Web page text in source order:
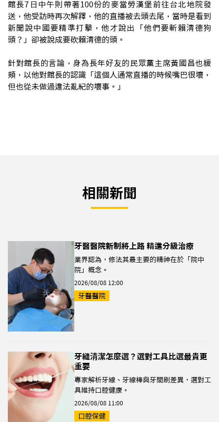
館長7日中午則帶著100份的麥當勞漢堡前往台北地院發
送，他受訪時再次解釋，他的直播被去頭去尾，當時是看到
新聞說中國要精準打擊，他才說出「他們要斬賴清德狗
頭？」卻被說成要砍賴清德的頭。
針對館長的言論，身為長年好友的民眾黨主席黃國昌也緩
頰，以他對館長的認識「這個人通常直播的時候嘴巴很壞，
但也從未做過違法亂紀的壞事。」
相關新聞
牙醫醫院新制將上路 精進分級治療
業界認為，修法其最主要的精神在於「院中
院」概念。
2026/08/08 12:00
牙醫醫院
牙縫清潔怎麼選？選對工具比選最貴更
重要
專家解析牙線、牙線棒與牙間刷差異，選對工
具維持口腔健康。
2026/08/08 11:00
口腔保健